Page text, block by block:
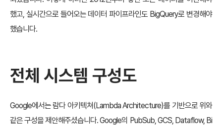
했고, 실시간으로 들어오는 데이터 파이프라인도 BigQuery로 변경해야
했습니다.
전체 시스템 구성도
Google에서는 람다 아키텍쳐(Lambda Architecture)를 기반으로 위와
같은 구성을 제안해주셨습니다. Google의 PubSub, GCS, Dataflow, Bi